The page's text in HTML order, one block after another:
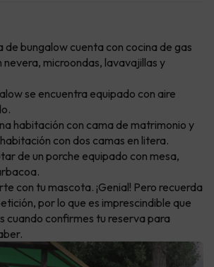
de bungalow cuenta con cocina de gas
nevera, microondas, lavavajillas y
se encuentra equipado con aire
habitación con cama de matrimonio y
con dos camas en litera.
de un porche equipado con mesa,
con tu mascota. ¡Genial! Pero recuerda
por lo que es imprescindible que
cuando confirmes tu reserva para